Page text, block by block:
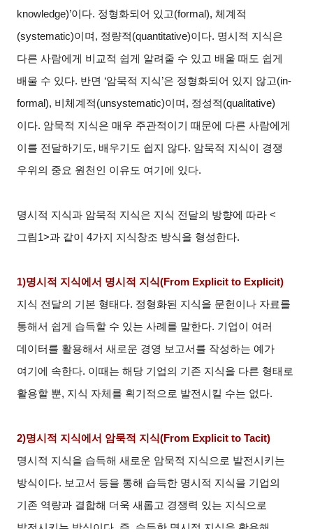
knowledge)’이다. 정형화되어 있고(formal), 체계적
(systematic)이며, 정량적(quantitative)이다. 명시적 지식은
다른 사람에게 비교적 쉽게 알려줄 수 있고 배울 때도 쉽게
배울 수 있다. 반면 ‘암묵적 지식’은 정형화되어 있지 않고(in-
formal), 비체계적(unsystematic)이며, 정성적(qualitative)
이다. 암묵적 지식은 매우 주관적이기 때문에 다른 사람에게
이를 전달하기도, 배우기도 쉽지 않다. 암묵적 지식이 경쟁
우위의 중요 원천인 이유도 여기에 있다.
명시적 지식과 암묵적 지식은 지식 전달의 방향에 따라 <
그림1>과 같이 4가지 지식창조 방식을 형성한다.
1)명시적 지식에서 명시적 지식(From Explicit to Explicit)
지식 전달의 기본 형태다. 정형화된 지식을 문헌이나 자료를
통해서 쉽게 습득할 수 있는 사례를 말한다. 기업이 여러
데이터를 활용해서 새로운 경영 보고서를 작성하는 예가
여기에 속한다. 이때는 해당 기업의 기존 지식을 다른 형태로
활용할 뿐, 지식 자체를 획기적으로 발전시킬 수는 없다.
2)명시적 지식에서 암묵적 지식(From Explicit to Tacit)
명시적 지식을 습득해 새로운 암묵적 지식으로 발전시키는
방식이다. 보고서 등을 통해 습득한 명시적 지식을 기업의
기존 역량과 결합해 더욱 새롭고 경쟁력 있는 지식으로